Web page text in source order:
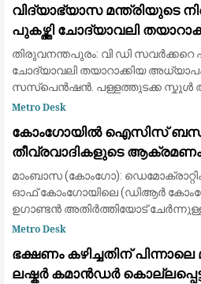
സർവകക്ഷി യോഗം വിളി
വിദ്യാഭ്യാസ മന്ത്രിയുടെ
പുകഴ്ത്തി ചോദ്യാവലി
സസ്പെൻഷൻ
തിരുവനന്തപുരം: വി ഡി സവർക്കറെ
ചോദ്യാവലി തയാറാക്കിയ
സസ്പെൻഷൻ. പള്ളത്തുടക്ക സ്കൂൾ
ഗുരു പ്രസാദിനെയാണ്
തുടർന്നാണ് ന
Metro Desk
കോംഗോയിൽ ഐസിസ്
തീവ്രവാദികളുടെ
കൊല്ലപ്പെട്ടു; വീടുകൾ
മാംബാസ (കോംഗോ):
ഓഫ് കോംഗോയിലെ (ഡിആർ
ഉഗാണ്ടൻ അതിർത്തിയോട്
ഗ്രാമത്തിൽ ഐസിസ് (ഇസ്ലാമിക്
കുറഞ്ഞത് 13 പേർ കൊല്ല
Metro Desk
ഭക്ഷണം കഴിച്ചതിന്
ലഷ്കർ കമാൻഡർ